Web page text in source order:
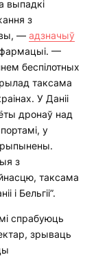
выпадкі
з
— адзначыў
—
беспілотных
таксама
У Даніі
дронаў над
у
з
таксама
і Бельгіі”.
спрабуюць
зрываць